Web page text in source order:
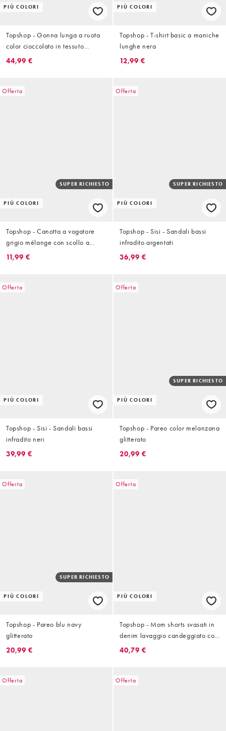
PIÙ COLORI
Topshop - Gonna lunga a ruota
color cioccolato in tessuto
stropicciato con fusciacca e
44,99 €
PIÙ COLORI
Topshop - T-shirt basic a maniche
lunghe nera
12,99 €
Offerta
PIÙ COLORI
SUPER RICHIESTO
Topshop - Canotta a vogatore
grigio mélange con scollo a
barchetta
11,99 €
Offerta
PIÙ COLORI
SUPER RICHIESTO
Topshop - Sisi - Sandali bassi
infradito argentati
36,99 €
Offerta
PIÙ COLORI
Topshop - Sisi - Sandali bassi
infradito neri
39,99 €
Offerta
PIÙ COLORI
SUPER RICHIESTO
Topshop - Pareo color melanzana
glitterato
20,99 €
Offerta
PIÙ COLORI
SUPER RICHIESTO
Topshop - Pareo blu navy
glitterato
20,99 €
Offerta
PIÙ COLORI
Topshop - Mom shorts svasati in
denim lavaggio candeggiato con
strappi
40,79 €
Offerta Offerta